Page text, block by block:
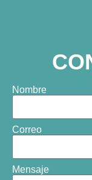
Nombre
Correo
Mensaje